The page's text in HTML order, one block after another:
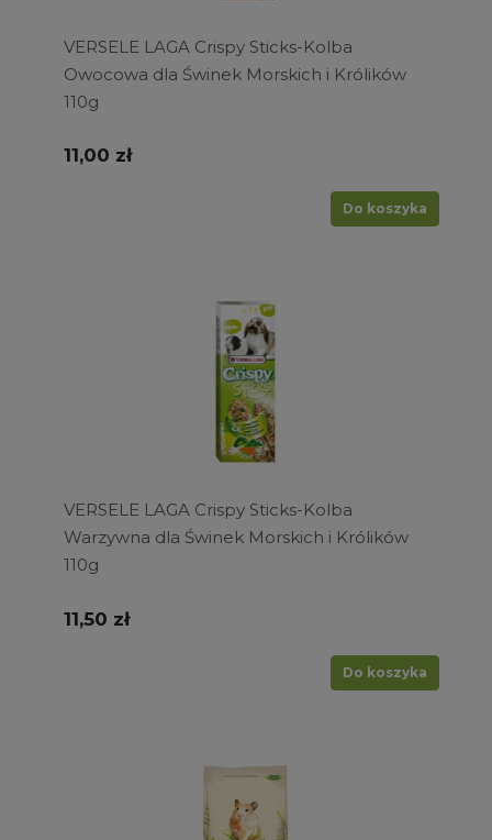
VERSELE LAGA Crispy Sticks-Kolba
Owocowa dla Świnek Morskich i Królików
110g
11,00 zł
Do koszyka
VERSELE LAGA Crispy Sticks-Kolba
Warzywna dla Świnek Morskich i Królików
110g
11,50 zł
Do koszyka